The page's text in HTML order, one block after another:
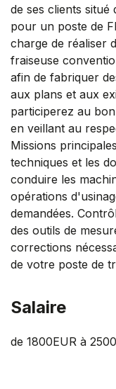
de ses clients situé
pour un poste de
charge de réaliser
fraiseuse
afin de fabriquer
aux plans et aux
participerez au
en veillant au
Missions
techniques et les
conduire les
opérations
demandées.
des outils de
corrections
de votre poste de
Salaire
de 1800EUR à